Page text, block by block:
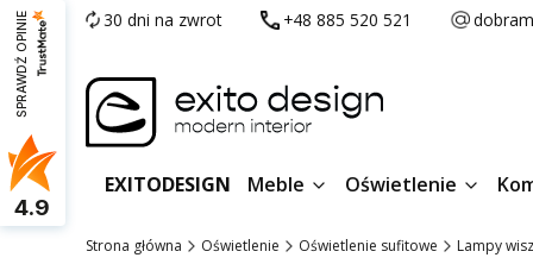
30 dni na zwrot +48 885 520 521
EXITODESIGN Meble Oświetlenie
Strona główna Oświetlenie Oświetlenie sufitowe Lampy
SPRAWDŹ OPINIE
4.9